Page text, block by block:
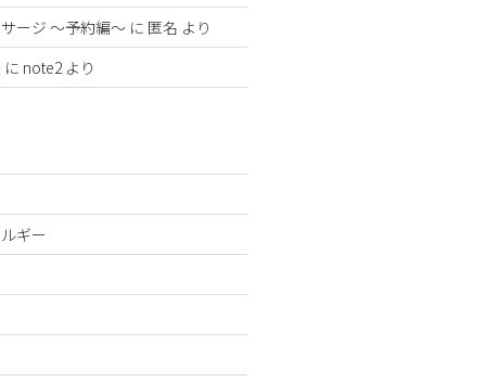
ージ 〜予約編〜に 匿名 より
に note2より
ギー